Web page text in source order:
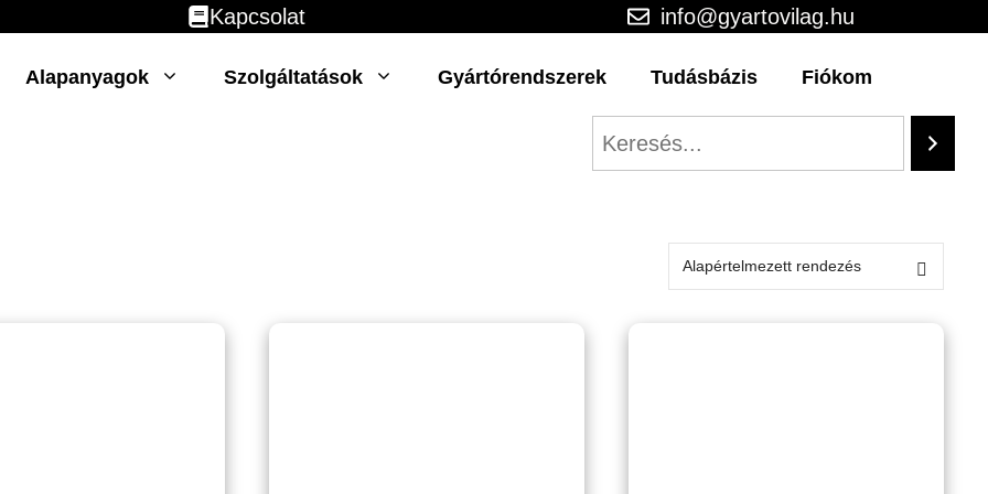
Kapcsolat info@gyartovilag.hu
Alapanyagok Szolgáltatások Gyártórendszerek Tudásbázis Fiókom